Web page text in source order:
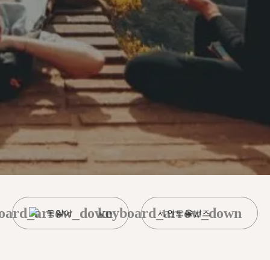
독일어 세인트올번즈
keyboard_arrow_down